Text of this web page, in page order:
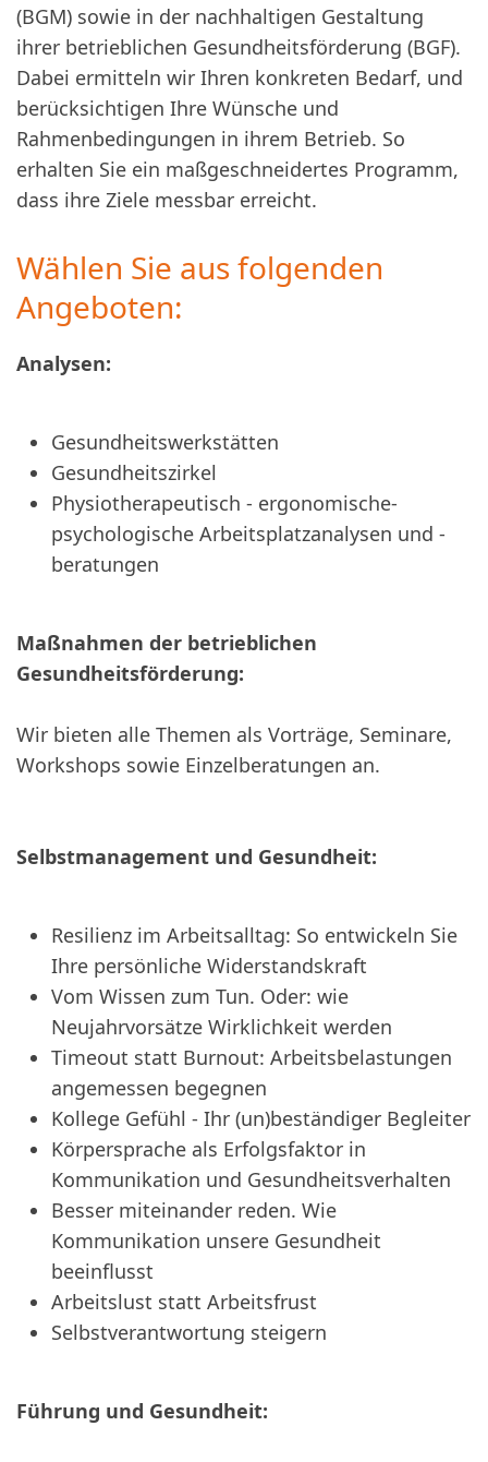
(BGM) sowie in der nachhaltigen Gestaltung
ihrer betrieblichen Gesundheitsförderung (BGF).
Dabei ermitteln wir Ihren konkreten Bedarf, und
berücksichtigen Ihre Wünsche und
Rahmenbedingungen in ihrem Betrieb. So
erhalten Sie ein maßgeschneidertes Programm,
dass ihre Ziele messbar erreicht.
Wählen Sie aus folgenden
Angeboten:
Analysen:
Gesundheitswerkstätten
Gesundheitszirkel
Physiotherapeutisch - ergonomische-
psychologische Arbeitsplatzanalysen und -
beratungen
Maßnahmen der betrieblichen
Gesundheitsförderung:
Wir bieten alle Themen als Vorträge, Seminare,
Workshops sowie Einzelberatungen an.
Selbstmanagement und Gesundheit:
Resilienz im Arbeitsalltag: So entwickeln Sie
Ihre persönliche Widerstandskraft
Vom Wissen zum Tun. Oder: wie
Neujahrvorsätze Wirklichkeit werden
Timeout statt Burnout: Arbeitsbelastungen
angemessen begegnen
Kollege Gefühl - Ihr (un)beständiger Begleiter
Körpersprache als Erfolgsfaktor in
Kommunikation und Gesundheitsverhalten
Besser miteinander reden. Wie
Kommunikation unsere Gesundheit
beeinflusst
Arbeitslust statt Arbeitsfrust
Selbstverantwortung steigern
Führung und Gesundheit: